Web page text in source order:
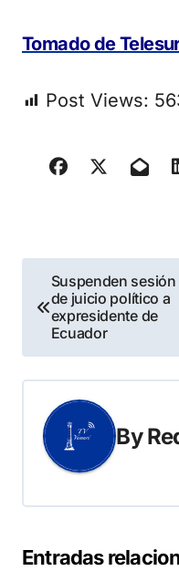
Tomado de
Post Views:
Navegación
de
entradas
Suspenden sesión
de juicio político a
expresidente de
Ecuador
By
Entradas